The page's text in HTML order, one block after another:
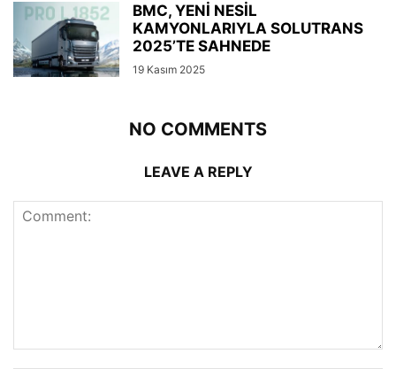
BMC, YENİ NESİL
KAMYONLARIYLA SOLUTRANS
2025’TE SAHNEDE
19 Kasım 2025
NO COMMENTS
LEAVE A REPLY